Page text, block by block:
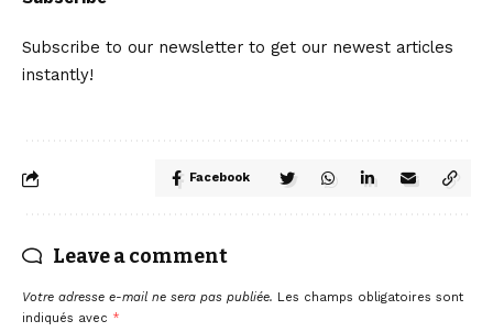
Subscribe to our newsletter to get our newest articles
instantly!
Facebook
Leave a comment
Votre adresse e-mail ne sera pas publiée. Les champs obligatoires sont
indiqués avec *